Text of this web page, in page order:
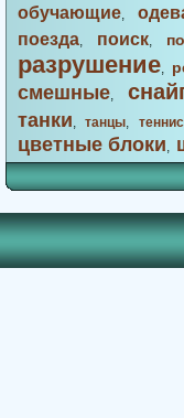
обучающие,
поезда, поиск,
разрушение,
смешные,
танки,танцы, теннис
цветные блоки,